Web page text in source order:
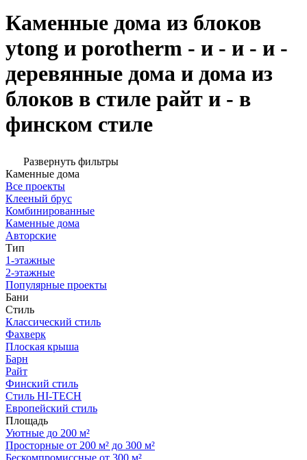
Каменные дома из блоков
ytong и porotherm - и - и - и -
деревянные дома и дома из
блоков в стиле райт и - в
финском стиле
Развернуть фильтры
Каменные дома
Все проекты
Клееный брус
Комбинированные
Каменные дома
Авторские
Тип
1-этажные
2-этажные
Популярные проекты
Бани
Стиль
Классический стиль
Фахверк
Плоская крыша
Барн
Райт
Финский стиль
Стиль HI-TECH
Европейский стиль
Площадь
Уютные до 200 м²
Просторные от 200 м² до 300 м²